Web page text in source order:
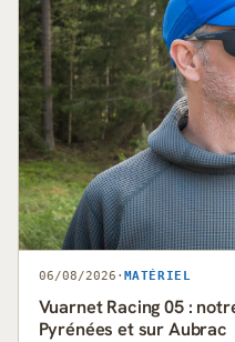
06/08/2026 · MATÉRIEL
Vuarnet Racing 05 :
Pyrénées et sur Aubrac